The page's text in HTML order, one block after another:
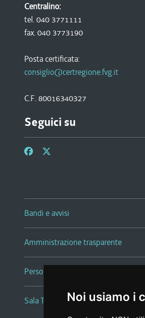
Noi usiamo i
Centralino:
tel. 040 3771111
fax. 040 3773190
Posta certificata:
consiglio@certregione.fvg.it
C.F. 80016340327
Seguici su
Bandi e avvisi
Amministrazione trasparente
Persone e Uffici
Sala Tiziano Tessitori